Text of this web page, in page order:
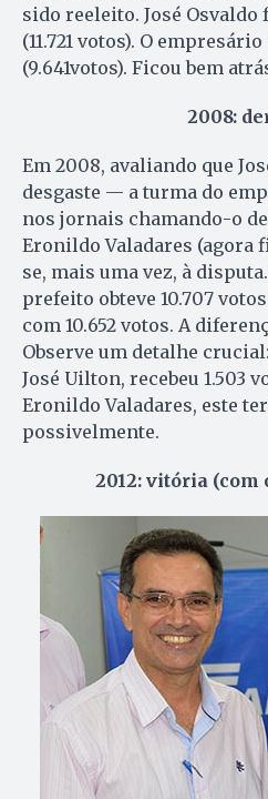
sido reeleito. José Osvaldo
(11.721 votos). O empresário
(9.641votos). Ficou bem
2008:
Em 2008, avaliando que
desgaste — a turma do
nos jornais chamando-o
Eronildo Valadares (agora
se, mais uma vez, à
prefeito obteve 10.707
com 10.652 votos. A
Observe um detalhe
José Uilton, recebeu 1.503
Eronildo Valadares, este
possivelmente.
2012: vitória (com